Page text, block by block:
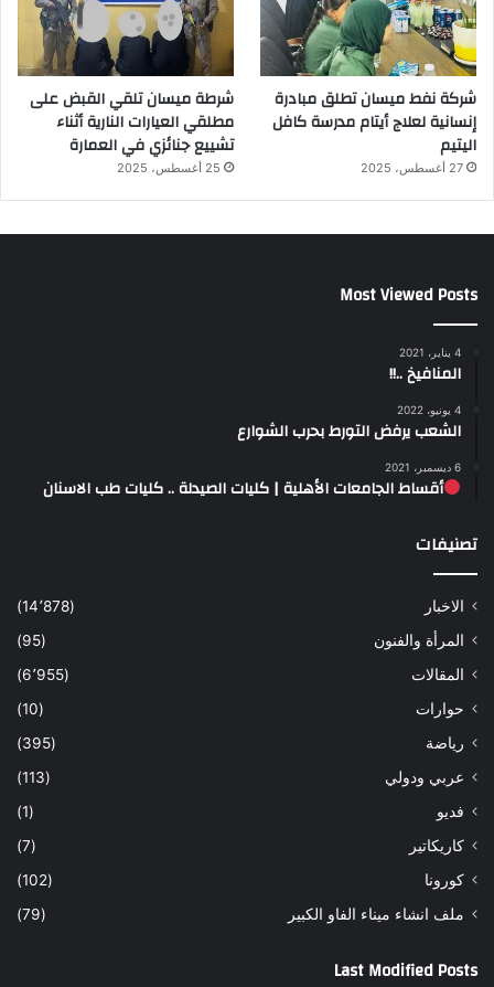
شركة نفط ميسان تطلق مبادرة
إنسانية لعلاج أيتام مدرسة كافل
اليتيم
27 أغسطس، 2025
شرطة ميسان تلقي القبض على
مطلقي العيارات النارية أثناء
تشييع جنائزي في العمارة
25 أغسطس، 2025
Most Viewed Posts
4 يناير، 2021
المنافيخ ..!!
4 يونيو، 2022
الشعب يرفض التورط بحرب الشوارع
6 ديسمبر، 2021
أقساط الجامعات الأهلية | كليات الصيدلة .. كليات طب الاسنان
تصنيفات
الاخبار
(14٬878)
المرأة والفنون
(95)
المقالات
(6٬955)
حوارات
(10)
رياضة
(395)
عربي ودولي
(113)
فديو
(1)
كاريكاتير
(7)
كورونا
(102)
ملف انشاء ميناء الفاو الكبير
(79)
Last Modified Posts